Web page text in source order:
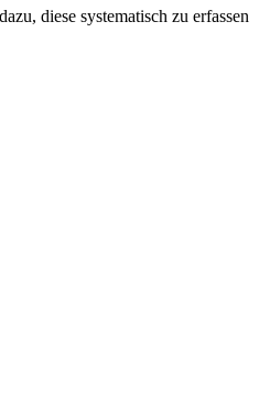
diese systematisch zu erfassen